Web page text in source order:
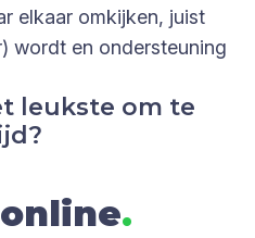
elkaar omkijken, juist
wordt en ondersteuning
leukste om te
.